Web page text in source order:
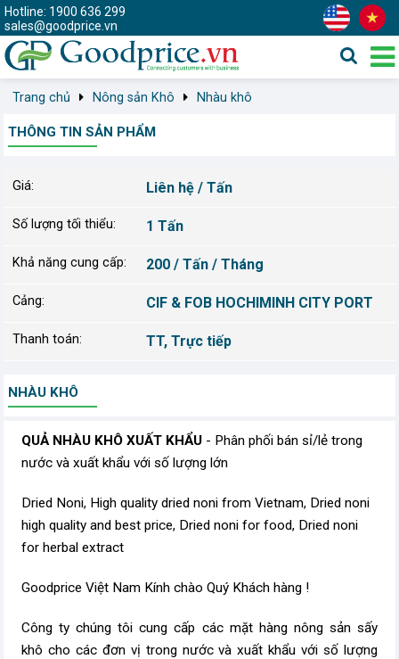
Hotline: 1900 636 299
sales@goodprice.vn
Trang chủ Nông sản Khô Nhàu khô
THÔNG TIN SẢN PHẨM
Giá: Liên hệ / Tấn
Số lượng tối thiểu: 1 Tấn
Khả năng cung cấp: 200 / Tấn / Tháng
Cảng: CIF & FOB HOCHIMINH CITY PORT
Thanh toán: TT, Trực tiếp
NHÀU KHÔ
QUẢ NHÀU KHÔ XUẤT KHẨU - Phân phối bán sỉ/lẻ trong
nước và xuất khẩu với số lượng lớn
Dried Noni, High quality dried noni from Vietnam, Dried noni
high quality and best price, Dried noni for food, Dried noni
for herbal extract
Goodprice Việt Nam Kính chào Quý Khách hàng !
Công ty chúng tôi cung cấp các mặt hàng nông sản sấy
khô cho các đơn vị trong nước và xuất khẩu với số lượng